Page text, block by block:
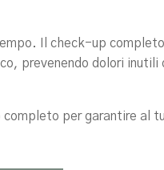
Il check-up
prevenendo dolori inutili
per garantire al